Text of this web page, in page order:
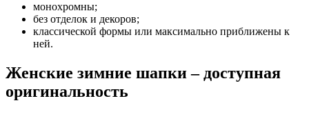
монохромны;
без отделок и декоров;
классической формы или максимально приближены к
ней.
Женские зимние шапки – доступная
оригинальность